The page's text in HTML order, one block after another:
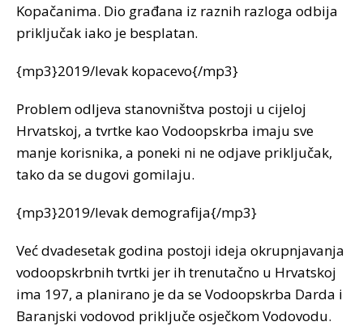
Kopačanima. Dio građana iz raznih razloga odbija
priključak iako je besplatan.
{mp3}2019/levak kopacevo{/mp3}
Problem odljeva stanovništva postoji u cijeloj
Hrvatskoj, a tvrtke kao Vodoopskrba imaju sve
manje korisnika, a poneki ni ne odjave priključak,
tako da se dugovi gomilaju.
{mp3}2019/levak demografija{/mp3}
Već dvadesetak godina postoji ideja okrupnjavanja
vodoopskrbnih tvrtki jer ih trenutačno u Hrvatskoj
ima 197, a planirano je da se Vodoopskrba Darda i
Baranjski vodovod priključe osječkom Vodovodu.